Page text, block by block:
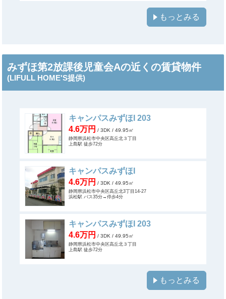
もっとみる
みずほ第2放課後児童会Aの近くの賃貸物件
(LIFULL HOME'S提供)
キャンパスみずほI 203
4.6万円 / 3DK / 49.95㎡
静岡県浜松市中央区高丘北３丁目
上島駅 徒歩72分
キャンパスみずほI
4.6万円 / 3DK / 49.95㎡
静岡県浜松市中央区高丘北3丁目14-27
浜松駅 バス35分→停歩4分
キャンパスみずほI 203
4.6万円 / 3DK / 49.95㎡
静岡県浜松市中央区高丘北３丁目
上島駅 徒歩72分
もっとみる